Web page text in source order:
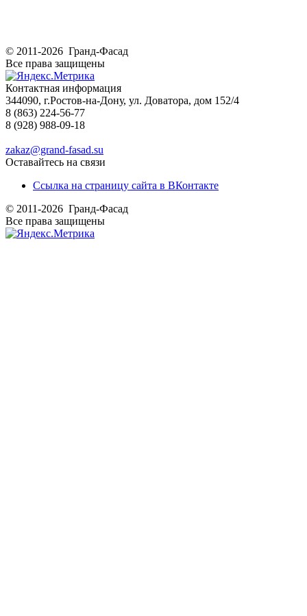
© 2011-2026 Гранд-Фасад
Все права защищены
Контактная информация
344090, г.Ростов-на-Дону, ул. Доватора, дом 152/4
8 (863) 224-56-77
8 (928) 988-09-18
zakaz@grand-fasad.su
Оставайтесь на связи
Ссылка на страницу сайта в ВКонтакте
© 2011-2026 Гранд-Фасад
Все права защищены